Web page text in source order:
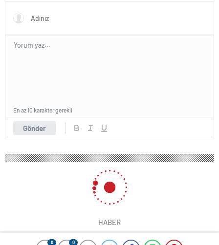
0 0
Gönder
En az 10 karakter gerekli
HABER